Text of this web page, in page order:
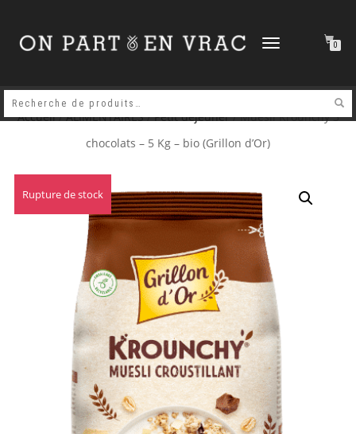
DÉPLIER
0
Accueil/ALIMENTAIRES/Petit déjeuner/ Muesli Krounchy 3
chocolats – 5 Kg – bio (Grillon d’Or)
Rupture de stock